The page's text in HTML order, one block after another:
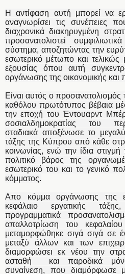
Η αντίφαση αυτή μπορεί να
αναγνωρίσει τις συνέπειες
διαχρονικά διακηρυγμένη
προσανατολιστεί
σύστημα, αποζητώντας την
εσωτερικό μέτωπο και τελικώς
εξουσίας όπου αυτή
οργάνωσης της οικονομικής και
Είναι αυτός ο
καθόλου πρωτότυπος βέβαια
την εποχή του Έντουαρντ
σοσιαλδημοκρατίας του
σταδιακά αποξένωσε το
τάξης της Κύπρου από κάθε
κοινωνίας, ενώ την ίδια στιγμή
πολιτικό βάρος της
εσωτερικό του και το γενικό
κόμματος.
Απο κόμμα οργάνωσης της
κεφάλαιο εργατικής
προγραμματικά
απαλλοτρίωση του
μεταμορφώθηκε σιγά σιγά σε
μεταξύ άλλων και των
διαμορφώσει εκ νέου την
ασταθή και παροδικά μόνο
συναίνεση, που διαμόρφωσε